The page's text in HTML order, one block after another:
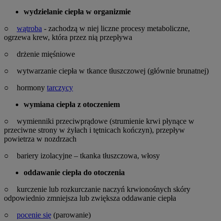
wydzielanie ciepła w organizmie
○ wątroba - zachodzą w niej liczne procesy metaboliczne,
ogrzewa krew, która przez nią przepływa
○ drżenie mięśniowe
○ wytwarzanie ciepła w tkance tłuszczowej (głównie brunatnej)
○ hormony tarczycy
wymiana ciepła z otoczeniem
○ wymienniki przeciwprądowe (strumienie krwi płynące w
przeciwne strony w żyłach i tętnicach kończyn), przepływ
powietrza w nozdrzach
○ bariery izolacyjne – tkanka tłuszczowa, włosy
oddawanie ciepła do otoczenia
○ kurczenie lub rozkurczanie naczyń krwionośnych skóry
odpowiednio zmniejsza lub zwiększa oddawanie ciepła
○ pocenie się (parowanie)